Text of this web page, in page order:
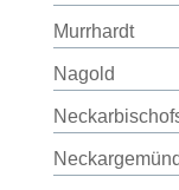
Murrhardt
Nagold
Neckargemünd